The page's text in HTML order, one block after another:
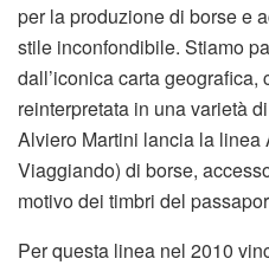
per la produzione di borse e
stile inconfondibile. Stiamo
dall’iconica carta geografica,
reinterpretata in una varietà
Alviero Martini lancia la linea
Viaggiando) di borse,
motivo dei timbri del
Per questa linea nel 2010